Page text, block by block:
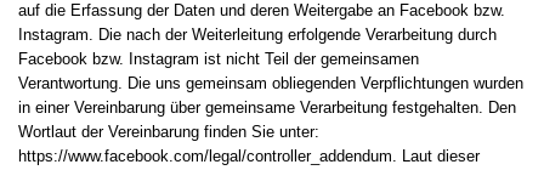
auf die Erfassung der Daten und deren Weitergabe an Facebook bzw.
Instagram. Die nach der Weiterleitung erfolgende Verarbeitung durch
Facebook bzw. Instagram ist nicht Teil der gemeinsamen
Verantwortung. Die uns gemeinsam obliegenden Verpflichtungen wurden
in einer Vereinbarung über gemeinsame Verarbeitung festgehalten. Den
Wortlaut der Vereinbarung finden Sie unter:
https://www.facebook.com/legal/controller_addendum. Laut dieser